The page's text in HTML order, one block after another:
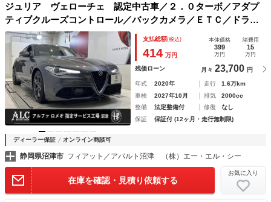
ジュリア ヴェローチェ 認定中古車／２．０ターボ／アダプ
ティブクルーズコントロール／バックカメラ／ＥＴＣ／ドラレ
コ／シートヒーター／ステアリングヒーター／１９インチアル
ミホイール （ヴェスヴィオグレーメタリック）
支払総額(税込)
414 万円
本体価格
399
万円
諸費用
15
万円
残価ローン 月々 23,700 円
年式 2020年 走行
1.6万km
車検
2027年10月 排気
2000cc
整備
法定整備付 修復
なし
保証
保証付 (12ヶ月・走行無制限)
ディーラー保証 オンライン商談可
静岡県沼津市 フィアット／アバルト沼津 （株）エー・エル・シー
在庫を確認・見積り依頼する
お気に入り